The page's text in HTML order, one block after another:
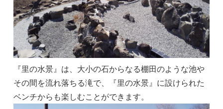
『里の水景』は、大小の石からなる棚田のような池や
その間を流れ落ちる滝で、『里の水景』に設けられた
ベンチからも楽しむことができます。